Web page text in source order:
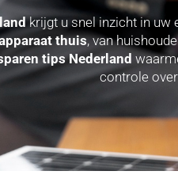
krijgt u snel inzicht in uw
thuis, van
tips Nederland
controle